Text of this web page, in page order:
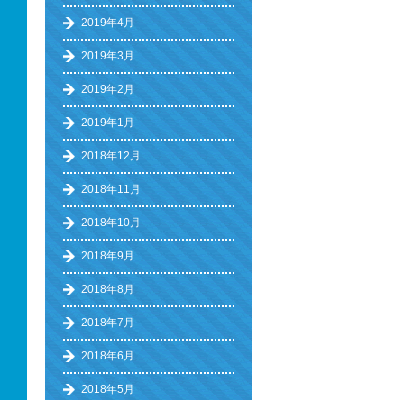
2019年4月
2019年3月
2019年2月
2019年1月
2018年12月
2018年11月
2018年10月
2018年9月
2018年8月
2018年7月
2018年6月
2018年5月